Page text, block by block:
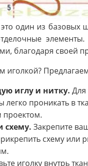
один из базовых
благодаря своей
иглу и нитку. Для
проникать в
проектом.
схему. Закрепите
схему или
иголку внутрь